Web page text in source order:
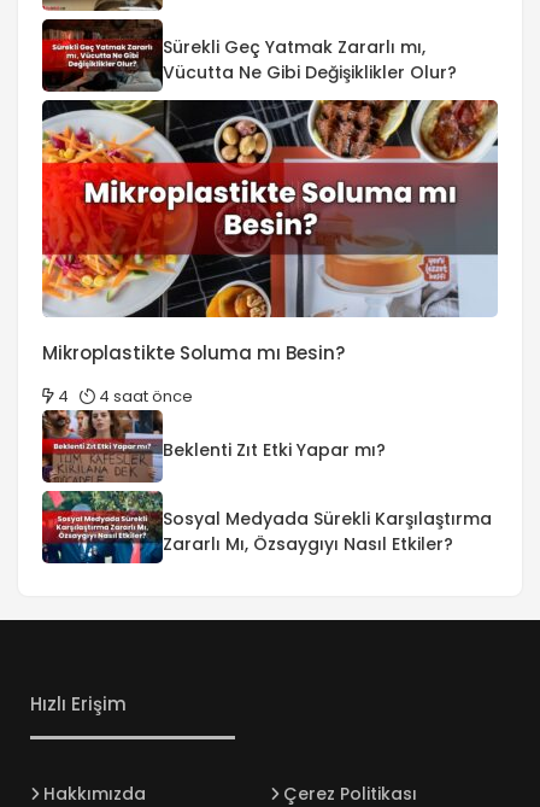
Sürekli Geç Yatmak Zararlı mı,
Vücutta Ne Gibi Değişiklikler Olur?
Mikroplastikte Soluma mı Besin?
4 4 saat önce
Beklenti Zıt Etki Yapar mı?
Sosyal Medyada Sürekli Karşılaştırma
Zararlı Mı, Özsaygıyı Nasıl Etkiler?
Hızlı Erişim
Hakkımızda
Çerez Politikası